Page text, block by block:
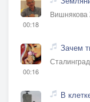
00:18
00:16
Зачем
В